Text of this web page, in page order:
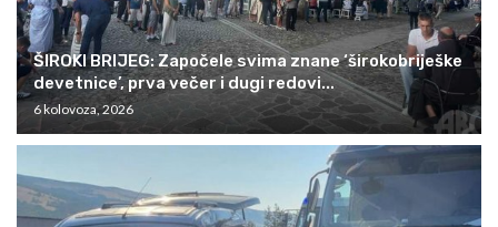
ŠIROKI BRIJEG: Započele svima znane ‘širokobriješke
devetnice’, prva večer i dugi redovi...
6 kolovoza, 2026